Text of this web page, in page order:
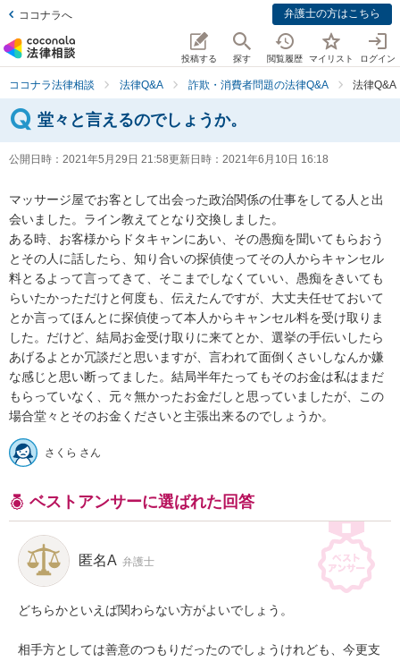
ココナラへ 弁護士の方はこちら
投稿する 探す 閲覧履歴 マイリスト ログイン
ココナラ法律相談 法律Q&A 詐欺・消費者問題の法律Q&A 法律Q&A
堂々と言えるのでしょうか。
公開日時： 2021年5月29日 21:58更新日時： 2021年6月10日 16:18
マッサージ屋でお客として出会った政治関係の仕事をしてる人と出
会いました。ライン教えてとなり交換しました。
ある時、お客様からドタキャンにあい、その愚痴を聞いてもらおう
とその人に話したら、知り合いの探偵使ってその人からキャンセル
料とるよって言ってきて、そこまでしなくていい、愚痴をきいても
らいたかっただけと何度も、伝えたんですが、大丈夫任せておいて
とか言ってほんとに探偵使って本人からキャンセル料を受け取りま
した。だけど、結局お金受け取りに来てとか、選挙の手伝いしたら
あげるよとか冗談だと思いますが、言われて面倒くさいしなんか嫌
な感じと思い断ってました。結局半年たってもそのお金は私はまだ
もらっていなく、元々無かったお金だしと思っていましたが、この
さくら さん
ベストアンサーに選ばれた回答
匿名A 弁護士
どちらかといえば関わらない方がよいでしょう。
相手方としては善意のつもりだったのでしょうけれども、今更支